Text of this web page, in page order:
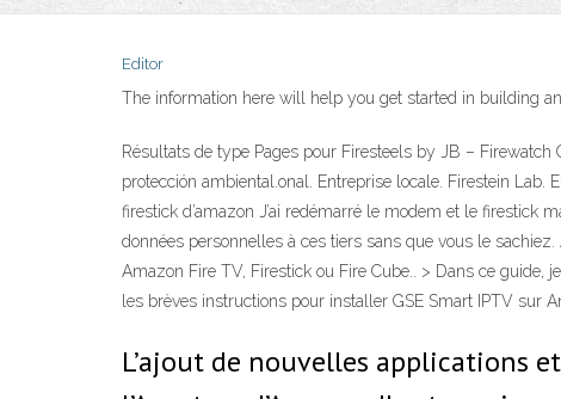
Editor
The information here will help you get started in building
Résultats de type Pages pour Firesteels by JB –
protección ambiental.onal. Entreprise locale. Firestein Lab.
firestick d’amazon J’ai redémarré le modem et le firestick
données personnelles à ces tiers sans que vous le
Amazon Fire TV, Firestick ou Fire Cube.. > Dans ce
les brèves instructions pour installer GSE Smart IPTV sur
L’ajout de nouvelles applications